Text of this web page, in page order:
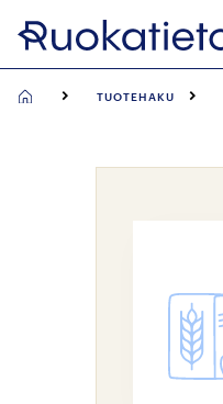
Siirry
suoraan
TUOTEHAKU